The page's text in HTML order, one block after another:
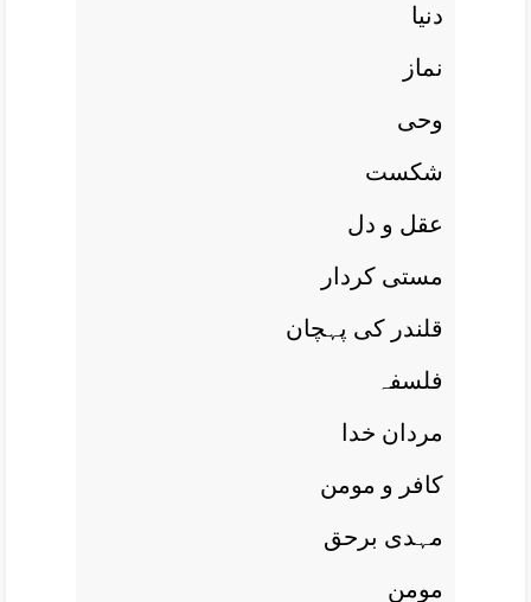
دنيا
نماز
وحی
شکست
عقل و دل
مستی کردار
قلندر کی پہچان
فلسفہ
مردان خدا
کافر و مومن
مہدی برحق
مومن